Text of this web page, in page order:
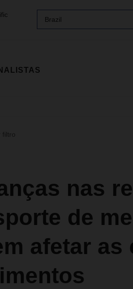
Brazil
filtro
nas
de
afetar as